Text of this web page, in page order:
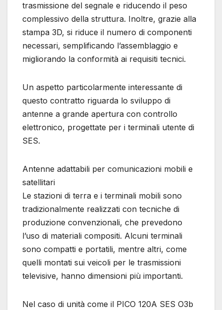
trasmissione del segnale e riducendo il peso
complessivo della struttura. Inoltre, grazie alla
stampa 3D, si riduce il numero di componenti
necessari, semplificando l’assemblaggio e
migliorando la conformità ai requisiti tecnici.
Un aspetto particolarmente interessante di
questo contratto riguarda lo sviluppo di
antenne a grande apertura con controllo
elettronico, progettate per i terminali utente di
SES.
Antenne adattabili per comunicazioni mobili e
satellitari
Le stazioni di terra e i terminali mobili sono
tradizionalmente realizzati con tecniche di
produzione convenzionali, che prevedono
l’uso di materiali compositi. Alcuni terminali
sono compatti e portatili, mentre altri, come
quelli montati sui veicoli per le trasmissioni
televisive, hanno dimensioni più importanti.
Nel caso di unità come il PICO 120A SES O3b